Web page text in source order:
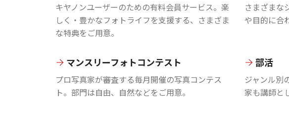
キヤノンユーザーのための有料会員サービス。楽
しく・豊かなフォトライフを支援する、さまざま
な特典をご用意。
さまざまな
や目的に合
マンスリーフォトコンテスト
プロ写真家が審査する毎月開催の写真コンテス
ト。部門は自由、自然などをご用意。
部活
ジャンル別
家も講師と